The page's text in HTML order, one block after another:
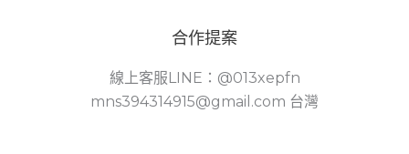
合作提案
線上客服LINE：@013xepfn
mns394314915@gmail.com 台灣